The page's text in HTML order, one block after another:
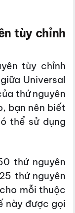
tùy chỉnh
tùy chỉnh
Universal
thứ nguyên
bạn nên biết
thể sử dụng
thứ nguyên
thứ nguyên
mỗi thuộc
này được gọi